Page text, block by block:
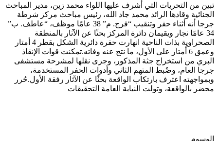
تبين من التحريات التي أشرف عليها اللواء محمد زين، مدير المباحث
الجنائية وقادها الرائد محمد جاد الله، رئيس مباحث مركز شرطة
جرجا أنه أثناء حفر وتنقيب “فرج. م” 38 عامًا موظف، “عاطف. ب”
34 عامًا نجار ويقيمان دائرة المركز بحثًا عن الآثار بالمنطقة
الصحراوية بذات الناحية انهارت حفرة دائرية الشكل بقطر 4 أمتار
وعمق 6 أمتار على الأول، ما نتج عنه وفاته.تمكنت قوات الإنقاذ
البري من استخراج جثة المذكور، وجرى نقلها لمشرحة مستشفى
جرجا العام، وضُبط المتهم الثاني وأدوات الحفر المستخدمة،
وبمواجهته اعترف بارتكاب الواقعة بحثًا عن الآثار رفقة الأول.حُرر
محضر بالواقعة، وتولت النيابة العامة التحقيقات
الوسوم